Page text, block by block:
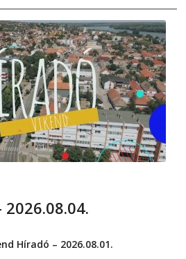
Híradó – 2026.08.01.